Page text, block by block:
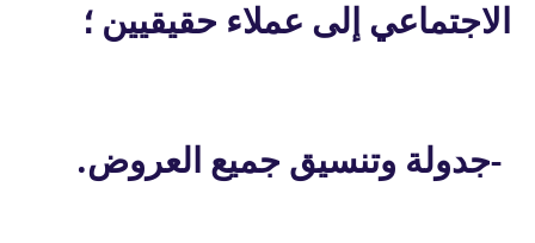
الاجتماعي إلى عملاء حقيقيين ؛
-جدولة وتنسيق جميع العروض.